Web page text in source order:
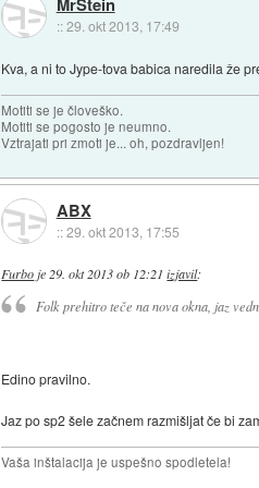
::29. okt 2013, 17:49
Kva, a ni to Jype-tova babica naredila že
Motiti se je človeško.
Motiti se pogosto je neumno.
Vztrajati pri zmoti je... oh, pozdravljen!
ABX
::29. okt 2013, 17:55
Furbo je 29. okt 2013 ob 12:21 izjavil:
Folk prehitro teče na nova okna, jaz
Edino pravilno.
Jaz po sp2 šele začnem razmišljat če bi
Vaša inštalacija je uspešno spodletela!